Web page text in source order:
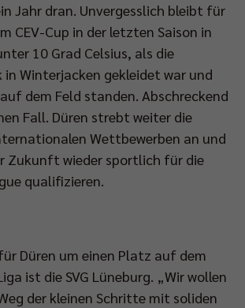
Jahr dran. Unvergesslich bleibt für
CEV-Cup in der letzten Saison in
10 Grad Celsius, als die
Winterjacken gekleidet war und
dem Feld standen. Abschreckend
Fall. Düren strebt weiter die
Wettbewerben an und
Zukunft wieder sportlich für die
qualifizieren.
Düren um einen Platz auf dem
ist die SVG Lüneburg. „Wir wollen
der kleinen Schritte mit soliden